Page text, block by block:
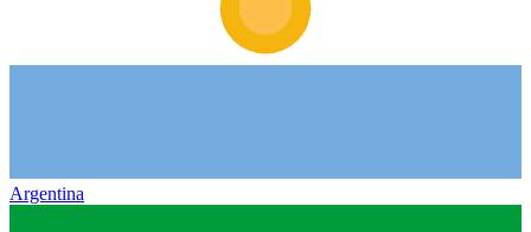
Argentina